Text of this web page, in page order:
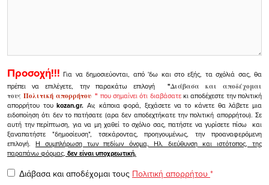
Προσοχή!!! Για να δημοσιεύονται, από 'δω και στο εξής, τα σχόλιά σας, θα
πρέπει να επιλέγετε, την παρακάτω επιλογή
"Διάβασα και αποδέχομαι
τουςΠολιτική απορρήτου" που σημαίνει ότι διαβάσατεκι αποδέχεστε την πολιτική
απορρήτου τουkozan.gr. Αν, κάποια φορά, ξεχάσετε να το κάνετε θα λάβετε μια
ειδοποίηση ότι δεν το πατήσατε (αρα δεν αποδεχτήκατε την πολιτική απορρήτου). Σε
αυτή την περίπτωση, για να μη χαθεί το σχόλιο σας, πατήστε να γυρίσετε πίσω και
ξαναπατήστε "δημοσίευση", τσεκάροντας, προηγουμένως, την προαναφερόμενη
επιλογή.Η συμπλήρωση των πεδίων όνομα, Ηλ. διεύθυνση και ιστότοπος, της
παραπάνω φόρμας, δεν είναι υποχρεωτική.
Διάβασα και αποδέχομαι τους Πολιτική απορρήτου *